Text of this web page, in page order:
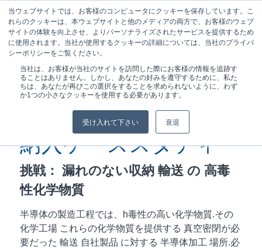
当ウェブサイトでは、お客様のコンピュータにクッキーを保存しています。こ
れらのクッキーは、本ウェブサイトと他のメディアの両方で、お客様のウェブ
サイトの体験を向上させ、よりパーソナライズされたサービスを提供するため
に使用されます。当社が使用するクッキーの詳細については、当社のプライバ
シーポリシーをご覧ください。
当社は、お客様が当社のサイトを訪問した際にお客様の情報を追跡す
ることはありません。しかし、あなたの好みを遵守するために、私た
ちは、あなたが再びこの選択をすることを求められないように、わず
か1つの小さなクッキーを使用する必要があります。
受け入れて下さい 衰退
現在位置: ホーム / 半導体製造...
半導体製造 化学薬品
納入ケーススタディ
挑戦： 漏れのない収納 輸送 の 高毒
性化学物質
半導体の製造工程では、h毒性の高い化学物質.その
化学工場 これらの化学物質を提供する 真空密閉が必
要だった 輸送 自社製品 に対する 半導体加工 場所.必